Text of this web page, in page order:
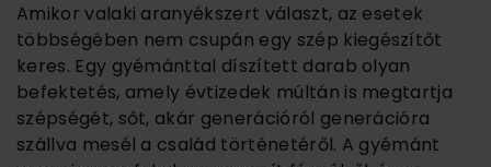
Amikor valaki aranyékszert választ, az esetek
többségében nem csupán egy szép kiegészítőt
keres. Egy gyémánttal díszített darab olyan
befektetés, amely évtizedek múltán is megtartja
szépségét, sőt, akár generációról generációra
szállva mesél a család történetéről. A gyémánt